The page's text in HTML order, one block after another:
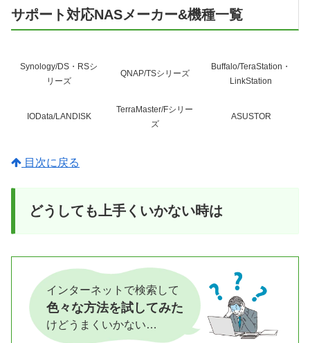
サポート対応NASメーカー&機種一覧
Synology/DS・RSシ
リーズ
QNAP/TSシリーズ
Buffalo/TeraStation・
LinkStation
IOData/LANDISK
TerraMaster/Fシリー
ズ
ASUSTOR
目次に戻る
どうしても上手くいかない時は
インターネットで検索して
色々な方法を試してみた
けどうまくいかない…